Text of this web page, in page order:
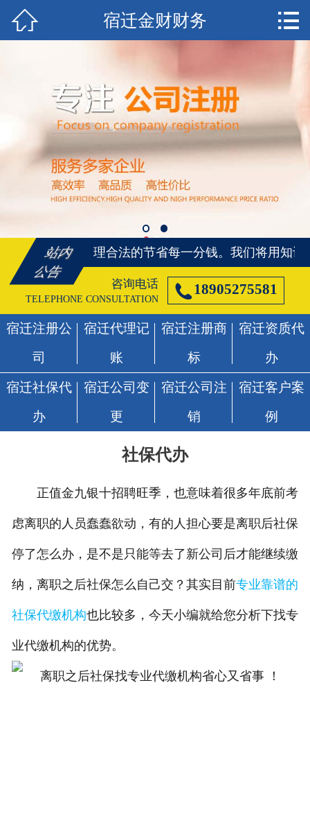
宿迁代理记账
宿迁注册商标
宿迁资质代办
宿迁公司注销
宿迁客户案例
 宿迁金财财务 
站内
公告
知识、帮您合理合法的节省每一分钱。 我们将用知识
咨询电话
TELEPHONE CONSULTATION  18905275581
宿迁注册公
司
宿迁代理记
账
宿迁注册商
标
宿迁资质代
办
宿迁社保代
办
宿迁公司变
更
宿迁公司注
销
宿迁客户案
例
社保代办
正值金九银十招聘旺季，也意味着很多年底前考
虑离职的人员蠢蠢欲动，有的人担心要是离职后社保
停了怎么办，是不是只能等去了新公司后才能继续缴
纳，离职之后社保怎么自己交？其实目前专业靠谱的
社保代缴机构也比较多，今天小编就给您分析下找专
业代缴机构的优势。